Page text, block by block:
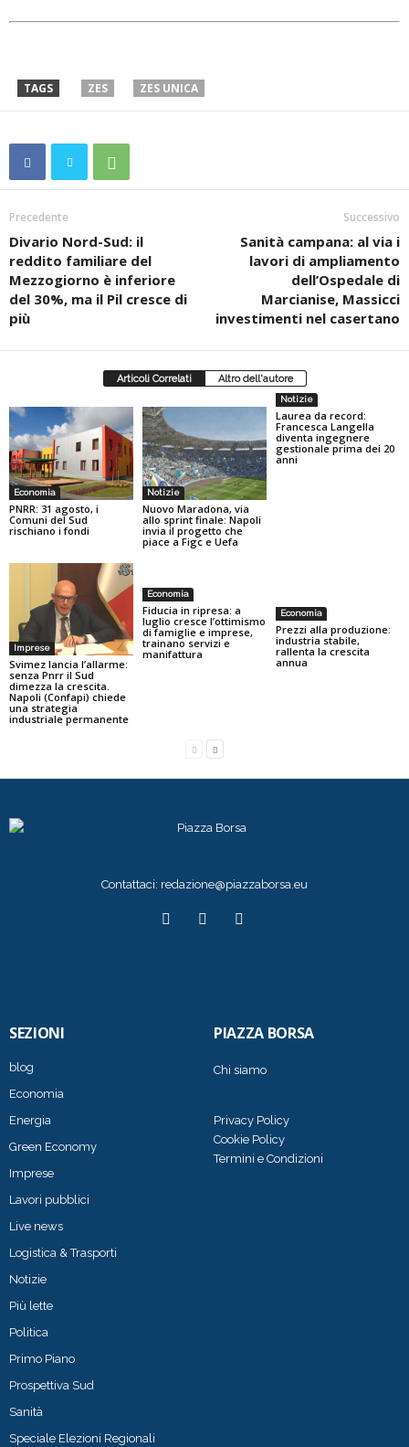
TAGS ZES ZES UNICA
Precedente
Divario Nord-Sud: il
reddito familiare del
Mezzogiorno è inferiore
del 30%, ma il Pil cresce di
più
Successivo
Sanità campana: al via i
lavori di ampliamento
dell’Ospedale di
Marcianise, Massicci
investimenti nel casertano
Articoli Correlati Altro dell'autore
Economia
PNRR: 31 agosto, i
Comuni del Sud
rischiano i fondi
Notizie
Nuovo Maradona, via
allo sprint finale: Napoli
invia il progetto che
piace a Figc e Uefa
Notizie
Laurea da record:
Francesca Langella
diventa ingegnere
gestionale prima dei 20
anni
Imprese
Svimez lancia l’allarme:
senza Pnrr il Sud
dimezza la crescita.
Napoli (Confapi) chiede
una strategia
industriale permanente
Economia
Fiducia in ripresa: a
luglio cresce l’ottimismo
di famiglie e imprese,
trainano servizi e
manifattura
Economia
Prezzi alla produzione:
industria stabile,
rallenta la crescita
annua
Contattaci: redazione@piazzaborsa.eu
SEZIONI
blog
Economia
Energia
Green Economy
Imprese
Lavori pubblici
Live news
Logistica & Trasporti
Notizie
Più lette
Politica
Primo Piano
Prospettiva Sud
Sanità
Speciale Elezioni Regionali
PIAZZA BORSA
Chi siamo
Privacy Policy
Cookie Policy
Termini e Condizioni